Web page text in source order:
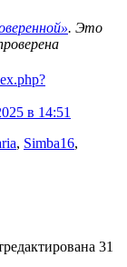
. Это
в 14:51
, Simba16,
31